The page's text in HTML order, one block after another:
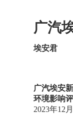
广汽
埃安君
广汽埃安
环境影响
2023年12